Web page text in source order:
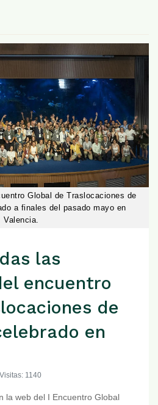
Global de Traslocaciones de
a finales del pasado mayo en
Valencia.
las
encuentro
de
en
Visitas: 1140
la web del I Encuentro Global